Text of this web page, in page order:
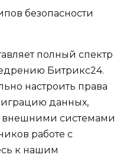
безопасности
полный спектр
Битрикс24.
настроить права
данных,
внешними системами
работе с
к нашим